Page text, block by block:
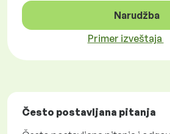
Narudžba
Primer izveštaja
Često postavljana pitanja